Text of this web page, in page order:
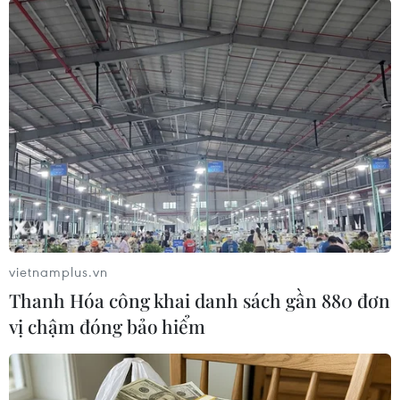
#K+ #Ngoại hạng Anh #Euro 2012
#World Cup
#Bóng đá
Anh
Theo dõi VietnamPlus
TIN CÙNG CHUYÊN MỤC
vietnamplus.vn
Thanh Hóa công khai danh sách gần 880 đơn
vị chậm đóng bảo hiểm